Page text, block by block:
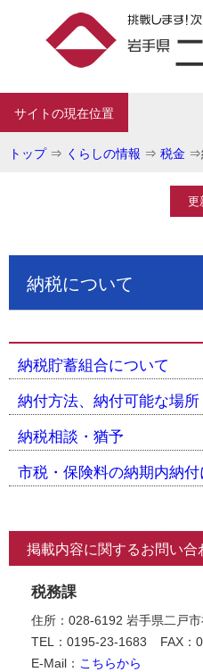
サイトの現在位置
トップ⇒ くらしの情報 ⇒ 税金 ⇒
更
納税について
納税貯蓄組合について
納付方法、納付可能な場所
納税相談・猶予
市税・保険料の納期内納付
掲載内容に関するお問い合
税務課
住所：028-6192 岩手県二戸市
TEL：0195-23-1683
FAX：
E-Mail： こちらから